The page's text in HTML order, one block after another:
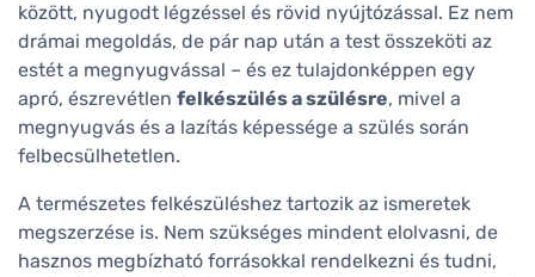
között, nyugodt légzéssel és rövid nyújtózással. Ez nem
drámai megoldás, de pár nap után a test összeköti az
estét a megnyugvással – és ez tulajdonképpen egy
apró, észrevétlen felkészülés a szülésre, mivel a
megnyugvás és a lazítás képessége a szülés során
felbecsülhetetlen.
A természetes felkészüléshez tartozik az ismeretek
megszerzése is. Nem szükséges mindent elolvasni, de
hasznos megbízható forrásokkal rendelkezni és tudni,